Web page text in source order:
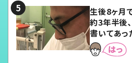
生後8ヶ月
約3年半後
書いてあっ